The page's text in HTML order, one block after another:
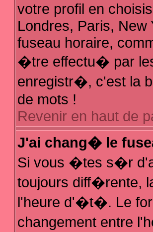
votre profil en
Londres, Paris, New
fuseau horaire,
�tre effectu� par
enregistr�, c'est la
de mots !
Revenir en haut de
J'ai chang� le
Si vous �tes s�r
toujours diff�rente,
l'heure d'�t�. Le
changement entre